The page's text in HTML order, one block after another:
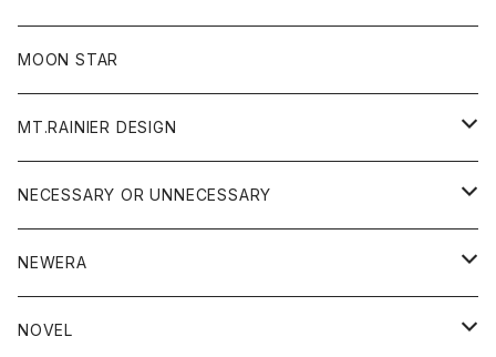
フリース
ジャケット
ニット
パンツ
帽子
MOON STAR
MT.RAINIER DESIGN
アウター
コート
ジャケット
アクセサリー
バッグ
グッズ
NECESSARY OR UNNECESSARY
アウター
コート
アクセサリー
NEWERA
帽子
NOVEL